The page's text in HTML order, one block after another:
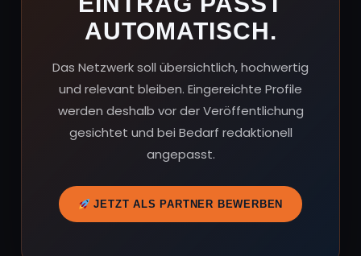
AUTOMATISCH.
Das Netzwerk soll übersichtlich, hochwertig
und relevant bleiben. Eingereichte Profile
werden deshalb vor der Veröffentlichung
gesichtet und bei Bedarf redaktionell
angepasst.
JETZT ALS PARTNER BEWERBEN